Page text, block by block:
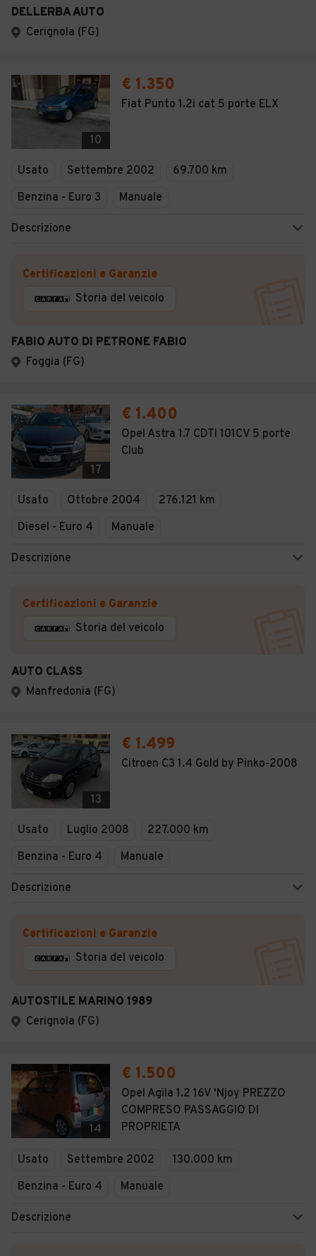
DELLERBA AUTO
Cerignola (FG)
10
€ 1.350
Fiat Punto 1.2i cat 5 porte ELX
Usato Settembre 2002
69.700 km
Benzina - Euro 3
Manuale
Descrizione
Certificazioni e Garanzie
Storia del veicolo
FABIO AUTO DI PETRONE FABIO
Foggia (FG)
17
€ 1.400
Opel Astra 1.7 CDTI 101CV 5 porte
Club
Usato Ottobre 2004
276.121 km
Diesel - Euro 4
Manuale
Descrizione
Certificazioni e Garanzie
Storia del veicolo
AUTO CLASS
Manfredonia (FG)
13
€ 1.499
Citroen C3 1.4 Gold by Pinko-2008
Usato Luglio 2008
227.000 km
Benzina - Euro 4
Manuale
Descrizione
Certificazioni e Garanzie
Storia del veicolo
AUTOSTILE MARINO 1989
Cerignola (FG)
14
€ 1.500
Opel Agila 1.2 16V 'Njoy PREZZO
COMPRESO PASSAGGIO DI
PROPRIETA
Usato Settembre 2002
130.000 km
Benzina - Euro 4
Manuale
Descrizione